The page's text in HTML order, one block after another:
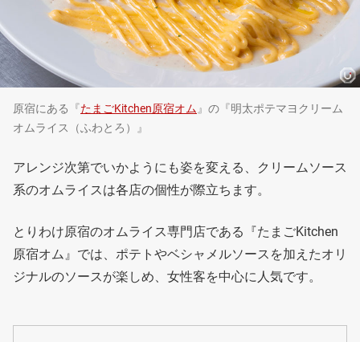
原宿にある『たまごKitchen原宿オム 』の『明太ポテマヨクリーム
オムライス（ふわとろ）』
アレンジ次第でいかようにも姿を変える、クリームソース
系のオムライスは各店の個性が際立ちます。
とりわけ原宿のオムライス専門店である『たまごKitchen
原宿オム』では、ポテトやベシャメルソースを加えたオリ
ジナルのソースが楽しめ、女性客を中心に人気です。